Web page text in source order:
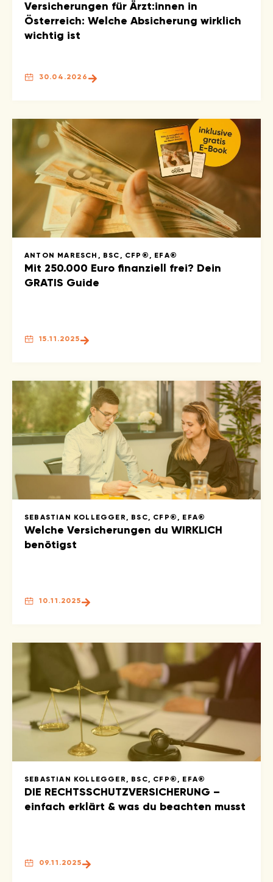
Versicherungen für Ärzt:innen in
Österreich: Welche Absicherung wirklich
wichtig ist
30.04.2026
ANTON MARESCH, BSC, CFP®, EFA®
Mit 250.000 Euro finanziell frei? Dein
GRATIS Guide
15.11.2025
SEBASTIAN KOLLEGGER, BSC, CFP®, EFA®
Welche Versicherungen du WIRKLICH
benötigst
10.11.2025
SEBASTIAN KOLLEGGER, BSC, CFP®, EFA®
DIE RECHTSSCHUTZVERSICHERUNG –
einfach erklärt & was du beachten musst
09.11.2025